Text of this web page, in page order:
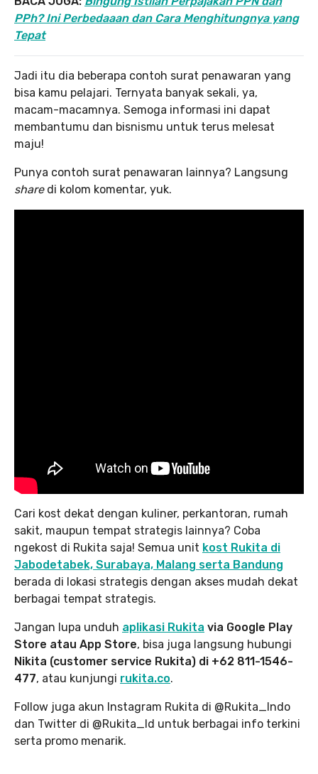
PPh? Ini Perbedaaan dan Cara Menghitungnya yang
Tepat
Jadi itu dia beberapa contoh surat penawaran yang
bisa kamu pelajari. Ternyata banyak sekali, ya,
macam-macamnya. Semoga informasi ini dapat
membantumu dan bisnismu untuk terus melesat
maju!
Punya contoh surat penawaran lainnya? Langsung
share di kolom komentar, yuk.
Cari kost dekat dengan kuliner, perkantoran, rumah
sakit, maupun tempat strategis lainnya? Coba
ngekost di Rukita saja! Semua unit kost Rukita di
Jabodetabek, Surabaya, Malang serta Bandung
berada di lokasi strategis dengan akses mudah dekat
berbagai tempat strategis.
Jangan lupa unduh aplikasi Rukita via Google Play
Store atau App Store, bisa juga langsung hubungi
Nikita (customer service Rukita) di +62 811-1546-
477, atau kunjungi rukita.co.
Follow juga akun Instagram Rukita di @Rukita_Indo
dan Twitter di @Rukita_Id untuk berbagai info terkini
serta promo menarik.